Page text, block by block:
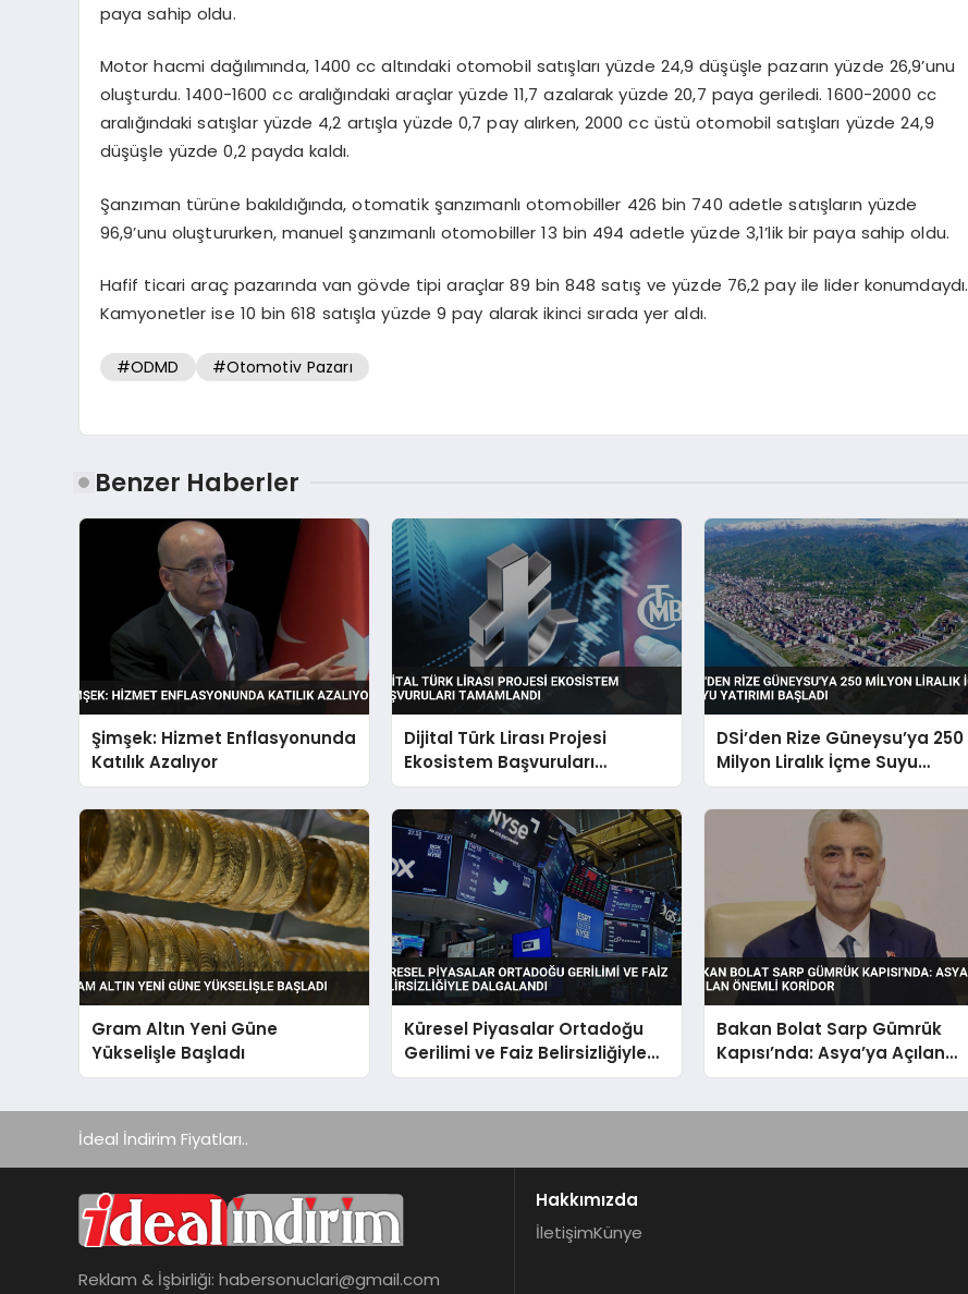
paya sahip oldu.
Motor hacmi dağılımında, 1400 cc altındaki otomobil satışları yüzde 24,9 düşüşle pazarın yüzde 26,9’unu
oluşturdu. 1400-1600 cc aralığındaki araçlar yüzde 11,7 azalarak yüzde 20,7 paya geriledi. 1600-2000 cc
aralığındaki satışlar yüzde 4,2 artışla yüzde 0,7 pay alırken, 2000 cc üstü otomobil satışları yüzde 24,9
düşüşle yüzde 0,2 payda kaldı.
Şanzıman türüne bakıldığında, otomatik şanzımanlı otomobiller 426 bin 740 adetle satışların yüzde
96,9’unu oluştururken, manuel şanzımanlı otomobiller 13 bin 494 adetle yüzde 3,1’lik bir paya sahip oldu.
Hafif ticari araç pazarında van gövde tipi araçlar 89 bin 848 satış ve yüzde 76,2 pay ile lider konumdaydı.
Kamyonetler ise 10 bin 618 satışla yüzde 9 pay alarak ikinci sırada yer aldı.
#ODMD #Otomotiv Pazarı
Benzer Haberler
Şimşek: Hizmet Enflasyonunda
Katılık Azalıyor
Dijital Türk Lirası Projesi
Ekosistem Başvuruları
Tamamlandı
DSİ’den Rize Güneysu’ya 250
Milyon Liralık İçme Suyu
Yatırımı Başladı
Gram Altın Yeni Güne
Yükselişle Başladı
Küresel Piyasalar Ortadoğu
Gerilimi ve Faiz Belirsizliğiyle
Dalgalandı
Bakan Bolat Sarp Gümrük
Kapısı’nda: Asya’ya Açılan
Önemli Koridor
İdeal İndirim Fiyatları..
Reklam & İşbirliği: habersonuclari@gmail.com
Hakkımızda
İletişimKünye